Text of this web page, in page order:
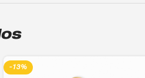
-13%